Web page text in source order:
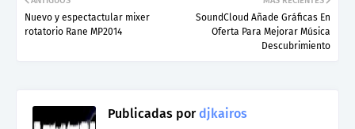
SoundCloud Añade Gráficas En
Oferta Para Mejorar Música
Descubrimiento
Nuevo y espectactular mixer
rotatorio Rane MP2014
Publicadas pordjkairos